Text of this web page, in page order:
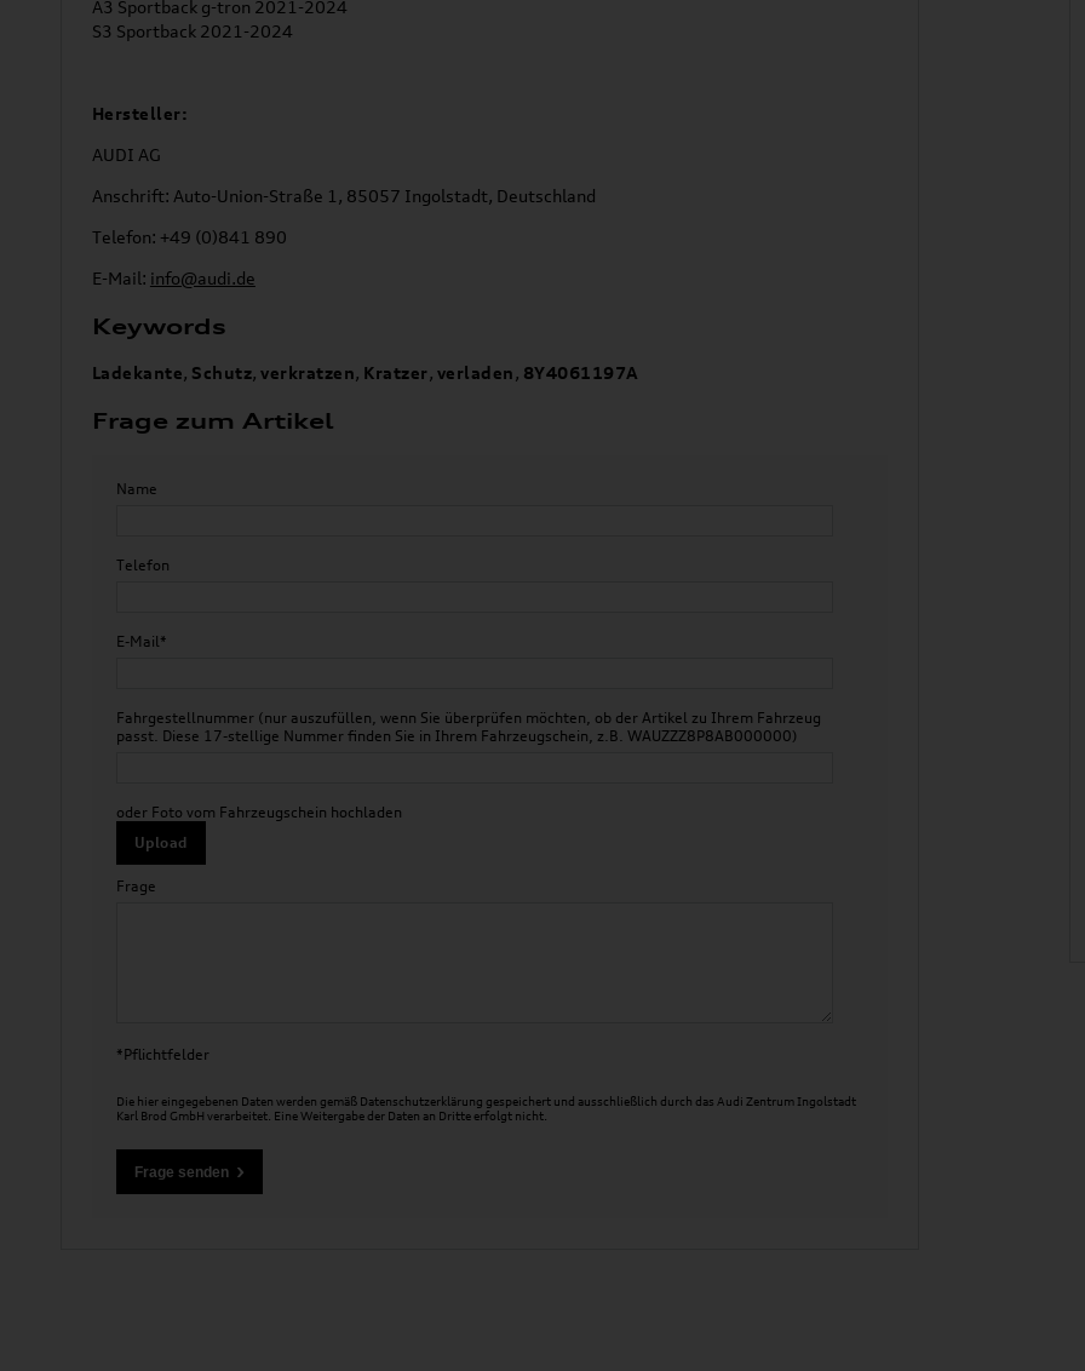
A3 Sportback g-tron 2021-2024
S3 Sportback 2021-2024
Hersteller:
AUDI AG
Anschrift: Auto-Union-Straße 1, 85057 Ingolstadt, Deutschland
Telefon: +49 (0)841 890
E-Mail: info@audi.de
Keywords
Ladekante, Schutz,verkratzen, Kratzer, verladen, 8Y4061197A
Frage zum Artikel
Name
Telefon
E-Mail*
Fahrgestellnummer (nur auszufüllen, wenn Sie überprüfen möchten, ob der Artikel zu Ihrem Fahrzeug
passt. Diese 17-stellige Nummer finden Sie in Ihrem Fahrzeugschein, z.B. WAUZZZ8P8AB000000)
oder Foto vom Fahrzeugschein hochladen
Upload
Frage
*Pflichtfelder
Die hier eingegebenen Daten werden gemäß Datenschutzerklärung gespeichert und ausschließlich durch das Audi Zentrum Ingolstadt
Karl Brod GmbH verarbeitet. Eine Weitergabe der Daten an Dritte erfolgt nicht.